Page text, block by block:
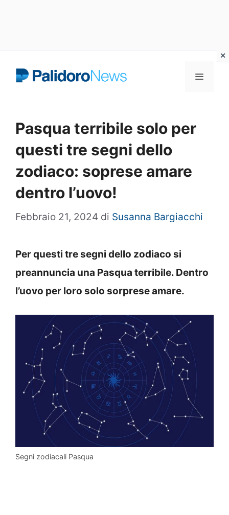
Menu
Pasqua terribile solo per
questi tre segni dello
zodiaco: soprese amare
dentro l’uovo!
Febbraio 21, 2024 di Susanna Bargiacchi
Per questi tre segni dello zodiaco si
preannuncia una Pasqua terribile. Dentro
l’uovo per loro solo sorprese amare.
Segni zodiacali Pasqua